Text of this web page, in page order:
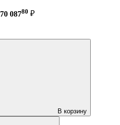
70 08780 ₽
В корзину